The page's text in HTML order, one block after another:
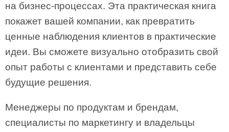
на бизнес-процессах. Эта практическая книга
покажет вашей компании, как превратить
ценные наблюдения клиентов в практические
идеи. Вы сможете визуально отобразить свой
опыт работы с клиентами и представить себе
будущие решения.
Менеджеры по продуктам и брендам,
специалисты по маркетингу и владельцы